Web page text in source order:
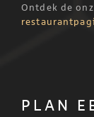
Ontdek de
PLAN